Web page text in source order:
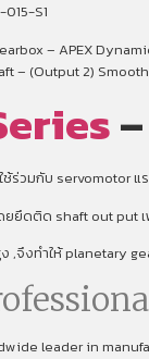
S1
– APEX
– (Output 2)
ร่วมกับ servomotor แ
ยึดติด shaft out put
,จึงทําให้ planetary
leader in